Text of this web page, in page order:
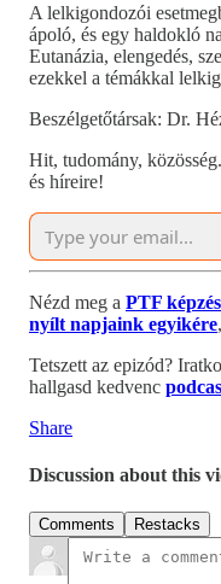
A lelkigondozói
ápoló, és egy haldokló
Eutanázia, elengedés,
ezekkel a témákkal
Beszélgetőtársak: Dr.
Hit, tudomány,
és híreire!
Nézd meg a PTF
nyílt napjaink egyikére
Tetszett az epizód?
hallgasd kedvenc
Share
Discussion about this
Comments Restacks